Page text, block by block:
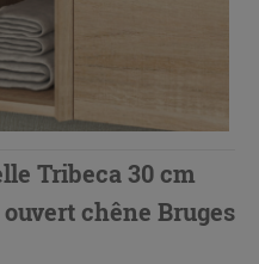
Tribeca 30 cm
chêne Bruges